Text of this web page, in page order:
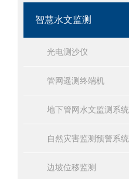
智慧水文监测
光电测沙仪
管网遥测终端机
地下管网水文监测系统
自然灾害监测预警系统
边坡位移监测